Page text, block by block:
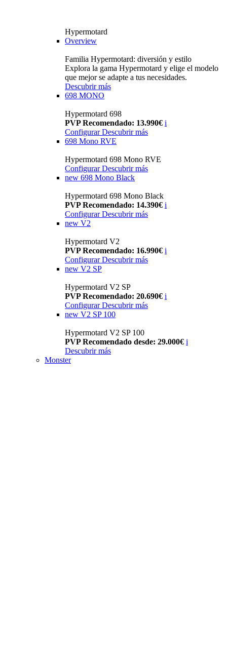
Hypermotard
Overview
Familia Hypermotard: diversión y estilo
Explora la gama Hypermotard y elige el modelo
que mejor se adapte a tus necesidades.
Descubrir más
698 MONO
Hypermotard 698
PVP Recomendado: 13.990€ i
ConfigurarDescubrir más
698 Mono RVE
Hypermotard 698 Mono RVE
Configurar Descubrir más
new 698 Mono Black
Hypermotard 698 Mono Black
PVP Recomendado: 14.390€ i
Configurar Descubrir más
new V2
Hypermotard V2
PVP Recomendado: 16.990€ i
Configurar Descubrir más
new V2 SP
Hypermotard V2 SP
PVP Recomendado: 20.690€ i
Configurar Descubrir más
new V2 SP 100
Hypermotard V2 SP 100
PVP Recomendado desde: 29.000€ i
Descubrir más
Monster